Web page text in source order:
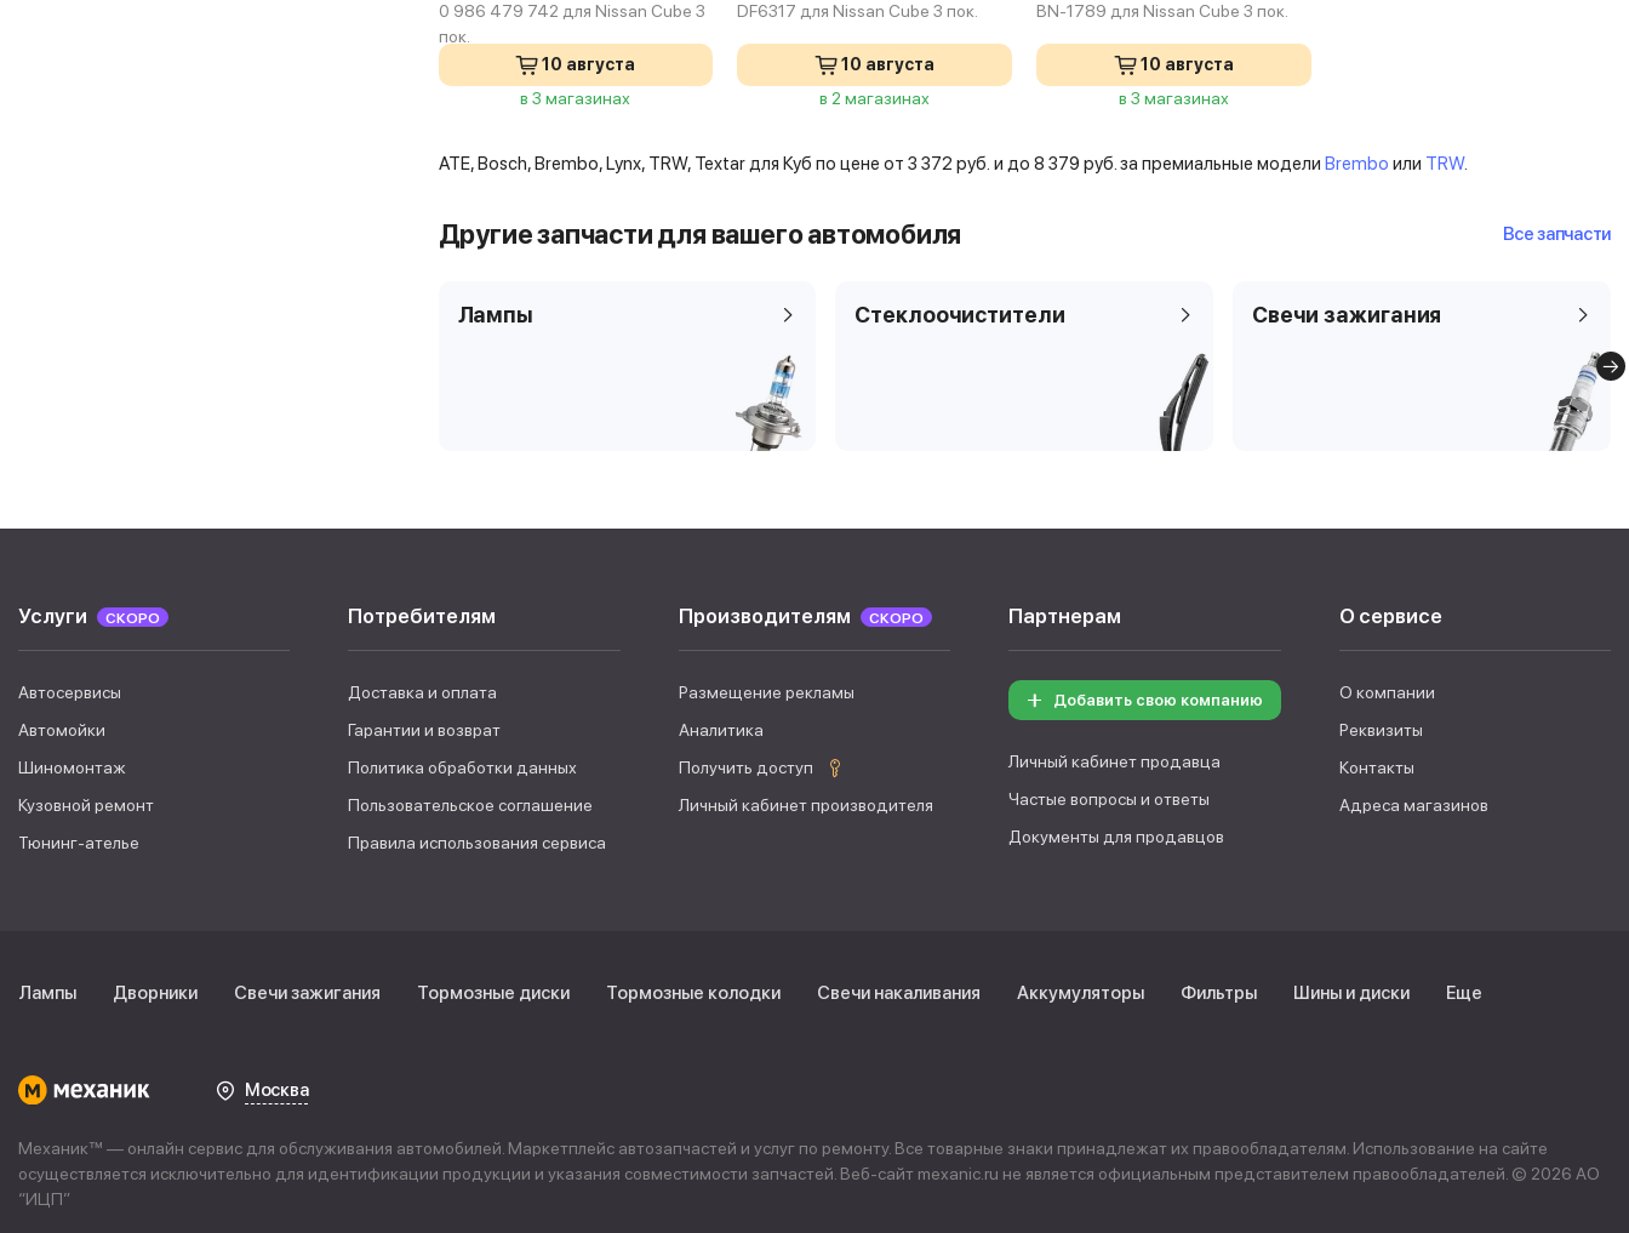
0 986 479 742 для Nissan Cube 3
пок.
10 августа
в 3 магазинах
DF6317 для Nissan Cube 3 пок.
10 августа
в 2 магазинах
BN-1789 для Nissan Cube 3 пок.
10 августа
в 3 магазинах
ATE, Bosch, Brembo, Lynx, TRW, Textar для Куб по цене от 3 372 руб. и до 8 379 руб. за премиальные модели Brembo или TRW.
Другие запчасти для вашего автомобиля Все запчасти
Лампы Стеклоочистители Свечи зажигания
Услуги СКОРО
Автосервисы
Автомойки
Шиномонтаж
Кузовной ремонт
Тюнинг-ателье
Потребителям
Доставка и оплата
Гарантии и возврат
Политика обработки данных
Пользовательское соглашение
Правила использования сервиса
Производителям СКОРО
Размещение рекламы
Аналитика
Получить доступ
Личный кабинет производителя
Партнерам
Добавить свою компанию
Личный кабинет продавца
Частые вопросы и ответы
Документы для продавцов
О сервисе
О компании
Реквизиты
Контакты
Адреса магазинов
Лампы Дворники Свечи зажигания Тормозные диски Тормозные колодки Свечи накаливания Аккумуляторы Фильтры Шины и диски Еще
Москва
Механик™ — онлайн сервис для обслуживания автомобилей. Маркетплейс автозапчастей и услуг по ремонту. Все товарные знаки принадлежат их правообладателям. Использование на сайте
осуществляется исключительно для идентификации продукции и указания совместимости запчастей. Веб-сайт mexanic.ru не является официальным представителем правообладателей. © 2026 АО
“ИЦП”